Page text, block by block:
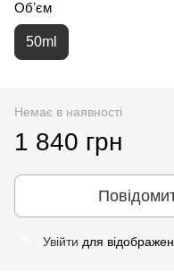
Обʼєм
50ml
Немає в наявності
1 840 грн
Увійти для